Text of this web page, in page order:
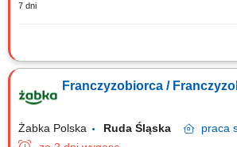
7 dni
Główne zadania: Prowadzenie własnej
obsługi. Monitorowanie stanów magazynowych i
Dostosowywanie asortymentu sklepu do potrzeb
Franczyzobiorca /
Żabka Polska Ruda Śląska praca